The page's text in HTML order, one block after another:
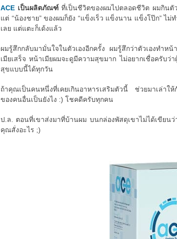
ACEเป็นผลิตภัณฑ์ที่เป็นชีวิตของผมไปตลอดชีวิต ผมกิน
แต่ “น้องชาย” ของผมก็ยัง “แข็งเร็ว แข็งนาน แข็งโป๊ก” ไม่
เลย แต่แตะก็เด้งแล้ว
ผมรู้สึกกลับมามั่นใจในตัวเองอีกครั้ง ผมรู้สึกว่าตัวเองทำ
เมียเสร็จ หน้าเมียผมจะดูมีความสุขมาก ไม่อยากเชื่อครับ
สุขแบบนี้ได้ทุกวัน
ถ้าคุณเป็นคนหนึ่งที่เคยเกินอาหารเสริมตัวนี้ ช่วยมาเล่าใ
ของคนอื่นเป็นยังไง :) โชคดีครับทุกคน
ป.ล. ตอนที่เขาส่งมาที่บ้านผม บนกล่องพัสดุเขาไม่ได้เขียน
คุณสั่งอะไร ;)